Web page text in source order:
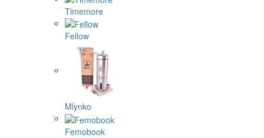
Timemore
Fellow
Mlynko
Femobook